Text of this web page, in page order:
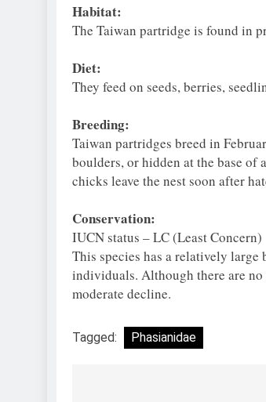
Habitat:
The Taiwan partridge is found in
Diet:
They feed on seeds, berries,
Breeding:
Taiwan partridges breed in
boulders, or hidden at the base of
chicks leave the nest soon after
Conservation:
IUCN status – LC (Least Concern)
This species has a relatively
individuals. Although there are no
moderate decline.
Tagged: Phasianidae